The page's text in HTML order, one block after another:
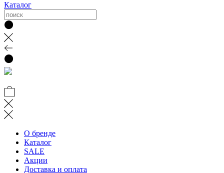
Каталог
О бренде
Каталог
SALE
Акции
Доставка и оплата